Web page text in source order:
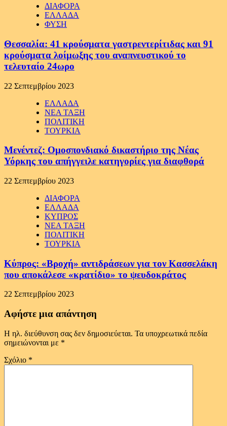
ΔΙΑΦΟΡΑ
ΕΛΛΑΔΑ
ΦΥΣΗ
Θεσσαλία: 41 κρούσματα γαστρεντερίτιδας και 91
κρούσματα λοίμωξης του αναπνευστικού το
τελευταίο 24ωρο
22 Σεπτεμβρίου 2023
ΕΛΛΑΔΑ
ΝΕΑ ΤΑΞΗ
ΠΟΛΙΤΙΚΗ
ΤΟΥΡΚΙΑ
Μενέντεζ: Ομοσπονδιακό δικαστήριο της Νέας
Υόρκης του απήγγειλε κατηγορίες για διαφθορά
22 Σεπτεμβρίου 2023
ΔΙΑΦΟΡΑ
ΕΛΛΑΔΑ
ΚΥΠΡΟΣ
ΝΕΑ ΤΑΞΗ
ΠΟΛΙΤΙΚΗ
ΤΟΥΡΚΙΑ
Κύπρος: «Βροχή» αντιδράσεων για τον Κασσελάκη
που αποκάλεσε «κρατίδιο» το ψευδοκράτος
22 Σεπτεμβρίου 2023
Αφήστε μια απάντηση
Η ηλ. διεύθυνση σας δεν δημοσιεύεται. Τα υποχρεωτικά πεδία
σημειώνονται με *
Σχόλιο *